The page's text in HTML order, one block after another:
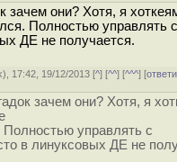
зачем они? Хотя, я
Полностью управлять
ДЕ не получается.
), 17:42, 19/12/2013 [^] [^^] [^^^] [
зачем они? Хотя, я
Полностью управлять с
в линуксовых ДЕ не